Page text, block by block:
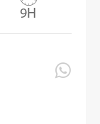
9H
